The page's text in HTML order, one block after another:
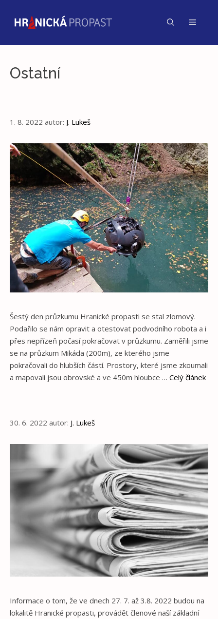
obsah
Menu
Ostatní
1. 8. 2022 autor: J. Lukeš
Šestý den průzkumu Hranické propasti se stal zlomový.
Podařilo se nám opravit a otestovat podvodního robota a i
přes nepřízeň počasí pokračovat v průzkumu. Zaměřili jsme
se na průzkum Mikáda (200m), ze kterého jsme
pokračovali do hlubších částí. Prostory, které jsme zkoumali
a mapovali jsou obrovské a ve 450m hloubce … Celý článek
30. 6. 2022 autor: J. Lukeš
Informace o tom, že ve dnech 27. 7. až 3.8. 2022 budou na
lokalitě Hranické propasti, provádět členové naší základní